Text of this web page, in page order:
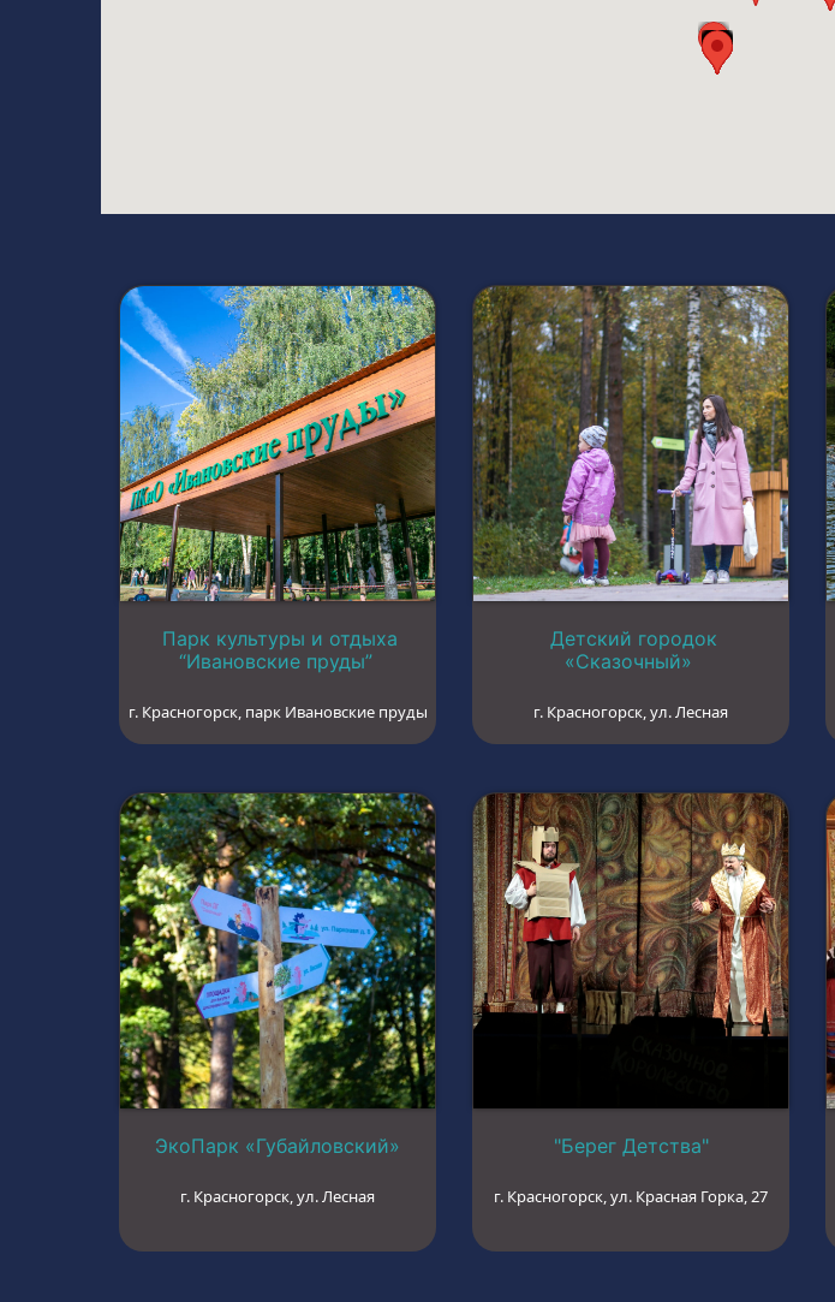
Парк культуры и отдыха
“Ивановские пруды”
г. Красногорск, парк Ивановские пруды
Детский городок
«Сказочный»
г. Красногорск, ул. Лесная
ЭкоПарк «Губайловский»
г. Красногорск, ул. Лесная
"Берег Детства"
г. Красногорск, ул. Красная Горка, 27